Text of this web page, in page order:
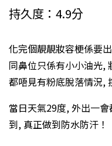
持久度：4.9分
化完個靚靚妝容梗係要
同鼻位只係有小小油光,
都唔見有粉底脫落情況,
當日天氣29度, 外出一
到, 真正做到防水防汗！